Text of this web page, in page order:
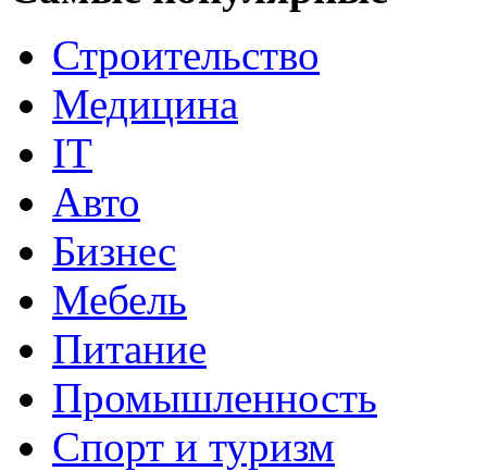
Строительство
Медицина
IT
Авто
Бизнес
Мебель
Питание
Промышленность
Спорт и туризм